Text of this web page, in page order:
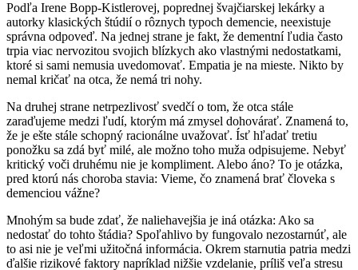
Podľa Irene Bopp-Kistlerovej, poprednej švajčiarskej lekárky a
autorky klasických štúdií o rôznych typoch demencie, neexistuje
správna odpoveď. Na jednej strane je fakt, že dementní ľudia často
trpia viac nervozitou svojich blízkych ako vlastnými nedostatkami,
ktoré si sami nemusia uvedomovať. Empatia je na mieste. Nikto by
nemal kričať na otca, že nemá tri nohy.
Na druhej strane netrpezlivosť svedčí o tom, že otca stále
zaraďujeme medzi ľudí, ktorým má zmysel dohovárať. Znamená to,
že je ešte stále schopný racionálne uvažovať. Ísť hľadať tretiu
ponožku sa zdá byť milé, ale možno toho muža odpisujeme. Nebyť
kritický voči druhému nie je kompliment. Alebo áno? To je otázka,
pred ktorú nás choroba stavia: Vieme, čo znamená brať človeka s
demenciou vážne?
Mnohým sa bude zdať, že naliehavejšia je iná otázka: Ako sa
nedostať do tohto štádia? Spoľahlivo by fungovalo nezostarnúť, ale
to asi nie je veľmi užitočná informácia. Okrem starnutia patria medzi
ďalšie rizikové faktory napríklad nižšie vzdelanie, príliš veľa stresu